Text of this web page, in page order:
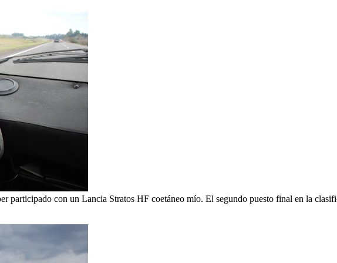
participado con un Lancia Stratos HF coetáneo mío. El segundo puesto final en la